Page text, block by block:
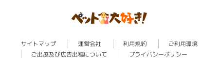
サイトマップ 運営会社 利用規約
ご利用環境
ご出展及び広告出稿について
プライバシーポリシー